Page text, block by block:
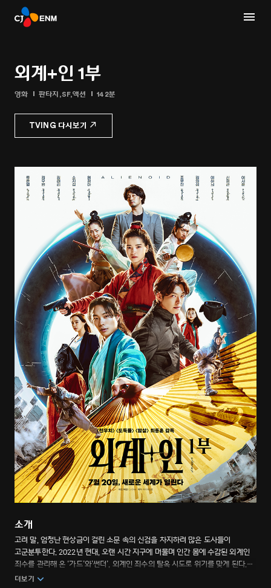
외계+인 1부
영화 판타지,SF,액션 142분
TVING 다시보기
소개
고려 말, 엄청난 현상금이 걸린 소문 속의 신검을 차지하려 많은 도사들이
고군분투한다. 2022년 현대, 오랜 시간 지구에 머물며 인간 몸에 수감된 외계인
죄수를 관리해 온 ‘가드’와’썬더’, 외계인 죄수의 탈옥 시도로 위기를 맞게 된다.
고려와 현대 사이 시간의 문이 열리며 로봇, 우주선, 외계인이 뒤섞이는 시공간을
더보기